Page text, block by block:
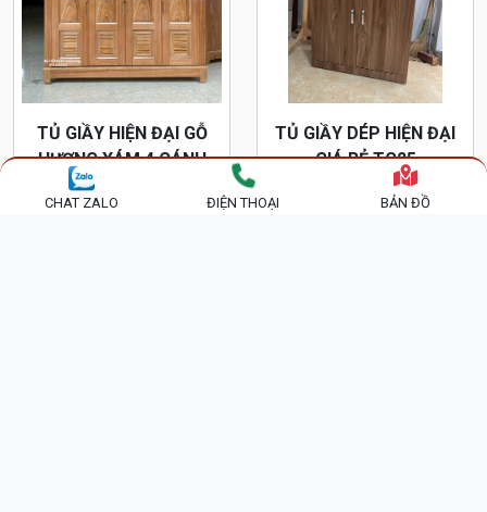
TỦ GIẦY HIỆN ĐẠI GỖ
HƯƠNG XÁM 4 CÁNH
1M2 TG23
3,450,000 đ
TỦ GIẦY DÉP HIỆN ĐẠI
GIÁ RẺ TG25
1,000,000 đ
CHAT ZALO ĐIỆN THOẠI BẢN ĐỒ